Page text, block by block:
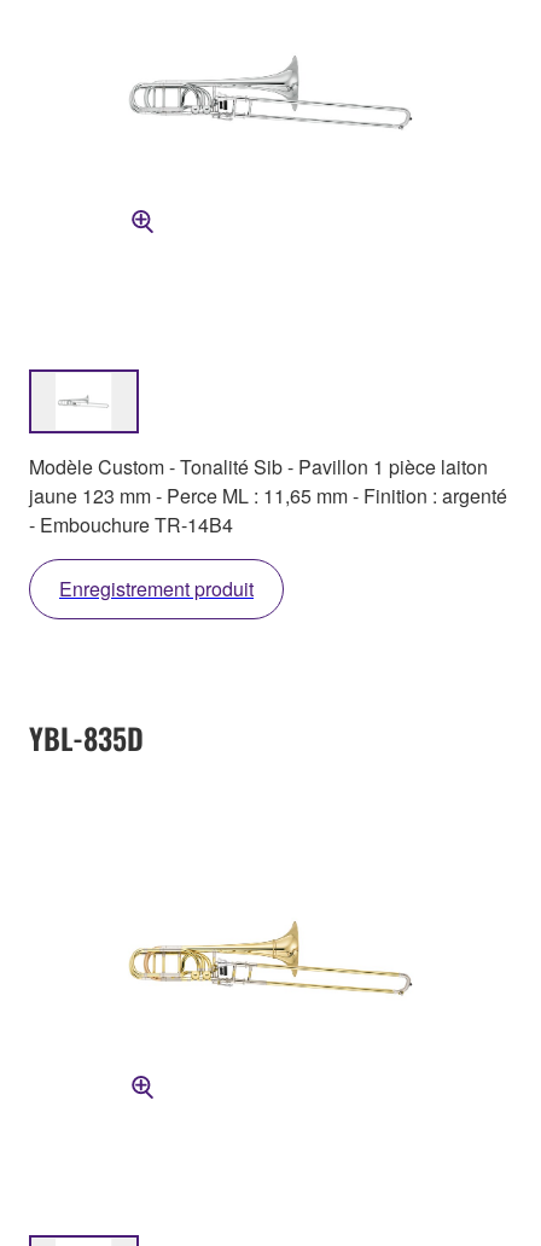
Modèle Custom - Tonalité Sib - Pavillon 1 pièce laiton
jaune 123 mm - Perce ML : 11,65 mm - Finition : argenté
- Embouchure TR-14B4
Enregistrement produit
YBL-835D